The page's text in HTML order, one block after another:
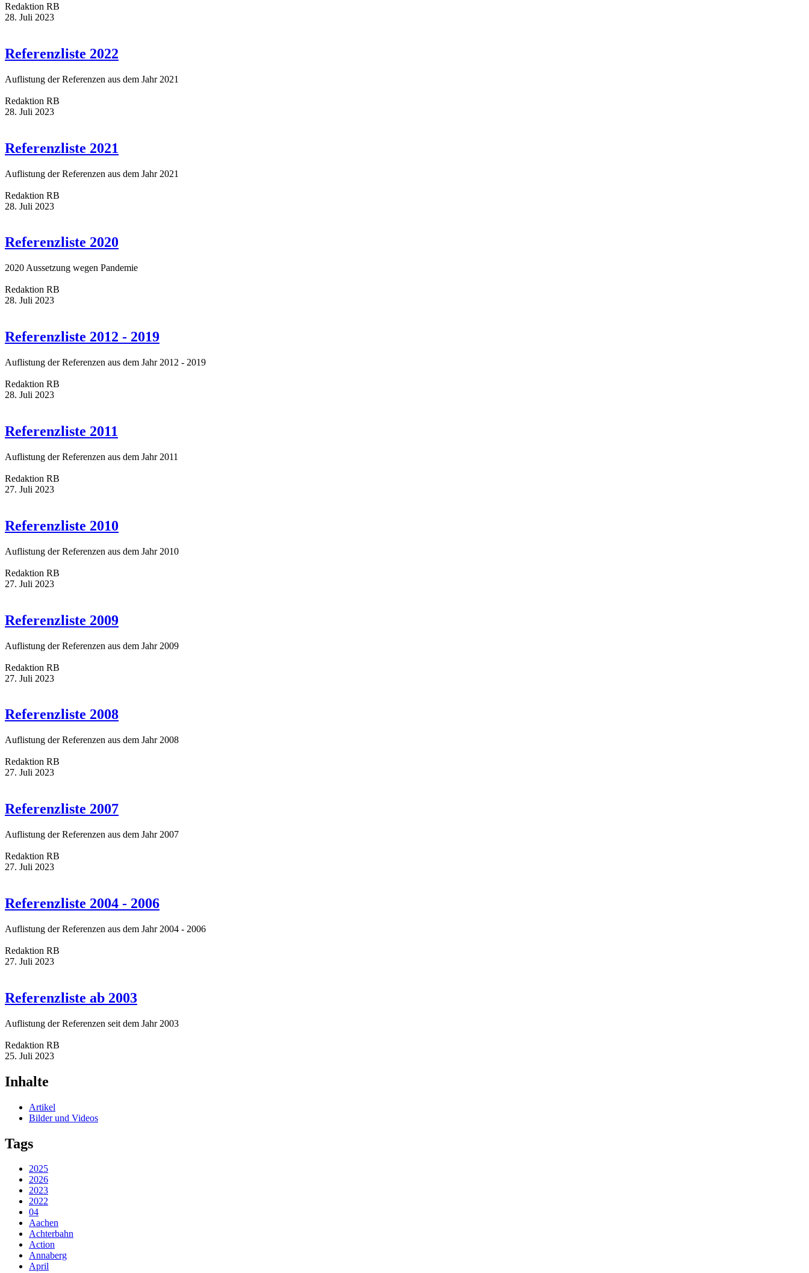
Redaktion RB
28. Juli 2023
Referenzliste 2022
Auflistung der Referenzen aus dem Jahr 2021
Redaktion RB
28. Juli 2023
Referenzliste 2021
Auflistung der Referenzen aus dem Jahr 2021
Redaktion RB
28. Juli 2023
Referenzliste 2020
2020 Aussetzung wegen Pandemie
Redaktion RB
28. Juli 2023
Referenzliste 2012 - 2019
Auflistung der Referenzen aus dem Jahr 2012 - 2019
Redaktion RB
28. Juli 2023
Referenzliste 2011
Auflistung der Referenzen aus dem Jahr 2011
Redaktion RB
27. Juli 2023
Referenzliste 2010
Auflistung der Referenzen aus dem Jahr 2010
Redaktion RB
27. Juli 2023
Referenzliste 2009
Auflistung der Referenzen aus dem Jahr 2009
Redaktion RB
27. Juli 2023
Referenzliste 2008
Auflistung der Referenzen aus dem Jahr 2008
Redaktion RB
27. Juli 2023
Referenzliste 2007
Auflistung der Referenzen aus dem Jahr 2007
Redaktion RB
27. Juli 2023
Referenzliste 2004 - 2006
Auflistung der Referenzen aus dem Jahr 2004 - 2006
Redaktion RB
27. Juli 2023
Referenzliste ab 2003
Auflistung der Referenzen seit dem Jahr 2003
Redaktion RB
25. Juli 2023
Inhalte
Artikel
Bilder und Videos
Tags
2025
2026
2023
2022
04
Aachen
Achterbahn
Action
Annaberg
April